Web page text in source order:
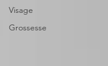
Visage
Grossesse